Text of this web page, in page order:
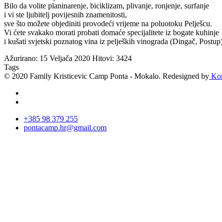
Bilo da volite planinarenje, biciklizam, plivanje, ronjenje, surfanje
i vi ste ljubitelj povijesnih znamenitosti,
sve što možete objediniti provodeći vrijeme na poluotoku Pelješcu.
Vi ćete svakako morati probati domaće specijalitete iz bogate kuhinje
i kušati svjetski poznatog vina iz peljeških vinograda (Dingač, Postup
Ažurirano: 15 Veljača 2020 Hitovi: 3424
Tags
© 2020 Family Kristicevic Camp Ponta - Mokalo. Redesigned by
+385 98 379 255
pontacamp.hr@gmail.com